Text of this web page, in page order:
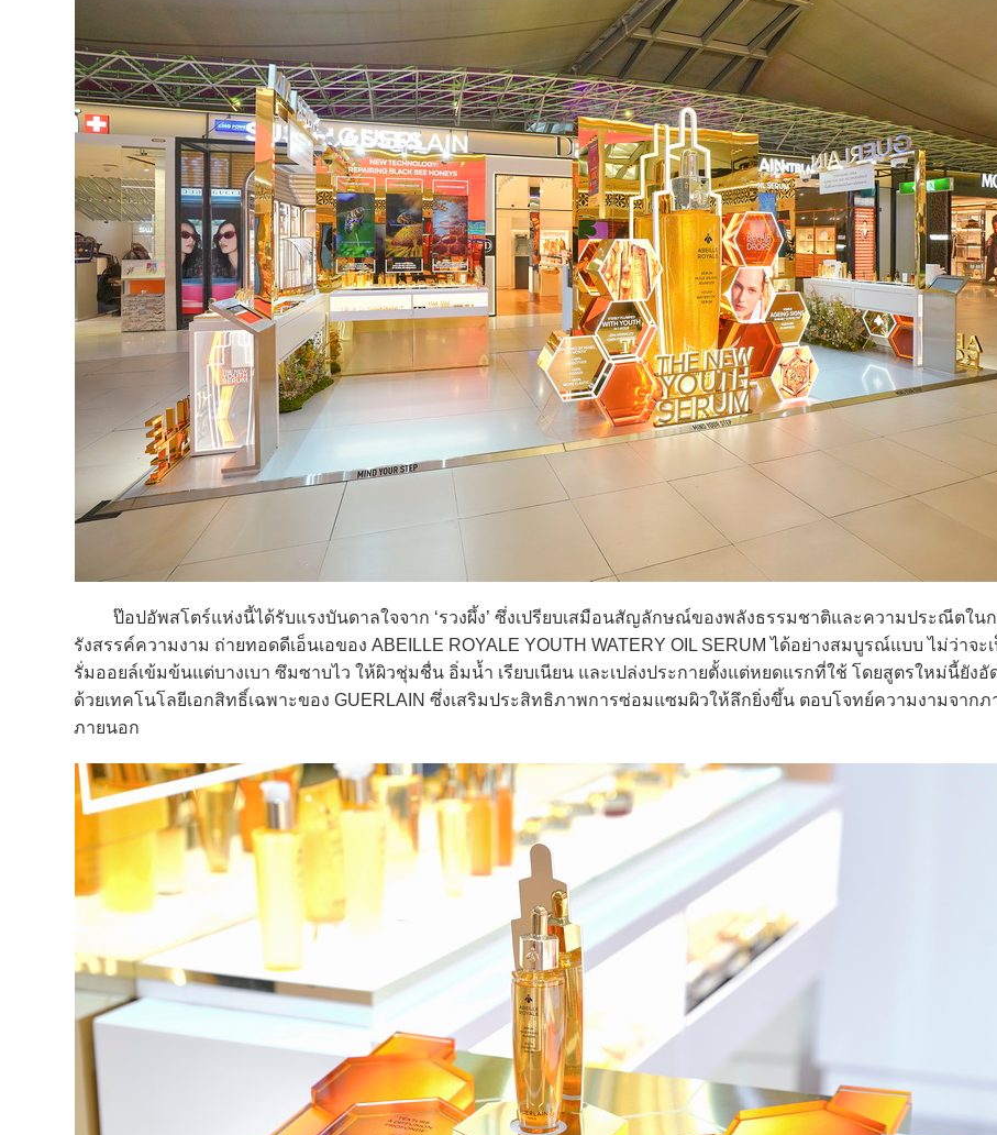
ป๊อปอัพสโตร์แห่งนี้ได้รับแรงบันดาลใจจาก ‘รวงผึ้ง’ ซึ่งเปรียบเสมือนสัญลักษณ์ของพลังธรรมชาติและความประณีตใน
รังสรรค์ความงาม ถ่ายทอดดีเอ็นเอของ ABEILLE ROYALE YOUTH WATERY OIL SERUM ได้อย่างสมบูรณ์แบบ ไม่ว่าจะเ
รั่มออยล์เข้มข้นแต่บางเบา ซึมซาบไว ให้ผิวชุ่มชื่น อิ่มน้ำ เรียบเนียน และเปล่งประกายตั้งแต่หยดแรกที่ใช้ โดยสูตรใหม่นี้ยัง
ด้วยเทคโนโลยีเอกสิทธิ์เฉพาะของ GUERLAIN ซึ่งเสริมประสิทธิภาพการซ่อมแซมผิวให้ลึกยิ่งขึ้น ตอบโจทย์ความงามจากภ
ภายนอก